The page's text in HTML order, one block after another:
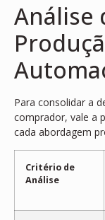
Análise
Para consolidar a
comprador, vale a
cada abordagem
Critério de
Análise